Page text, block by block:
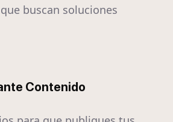
buscan soluciones
Contenido